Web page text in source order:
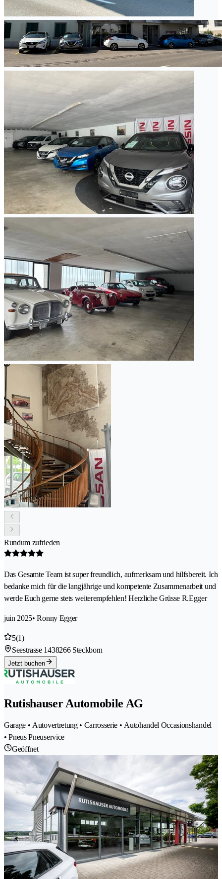
Rundum zufrieden
Das Gesamte Team ist super freundlich, aufmerksam und hilfsbereit. Ich
bedanke mich für die langjährige und kompetente Zusammenarbeit und
werde Euch gerne stets weiterempfehlen! Herzliche Grüsse R.Egger
juin 2025• Ronny Egger
5(1)
Seestrasse 1438266 Steckborn
Jetzt buchen
Rutishauser Automobile AG
Garage • Autovertretung • Carrosserie • Autohandel Occasionshandel
• Pneus Pneuservice
Geöffnet